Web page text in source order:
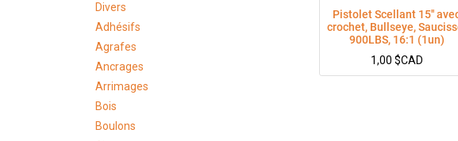
Divers
Adhésifs
Agrafes
Ancrages
Arrimages
Bois
Boulons
Pistolet Scellant 15''
crochet, Bullseye,
900LBS, 16:1 (1un)
1,00 $CAD